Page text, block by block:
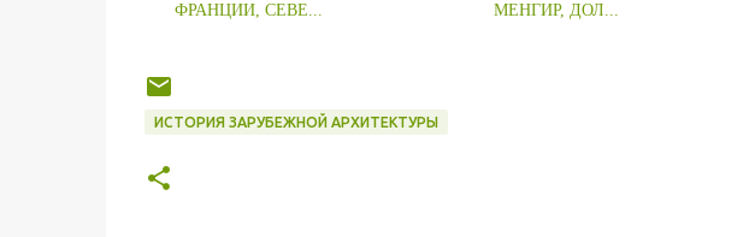
ФРАНЦИИ, СЕВЕ...
МЕНГИР, ДОЛ...
ИСТОРИЯ ЗАРУБЕЖНОЙ АРХИТЕКТУРЫ